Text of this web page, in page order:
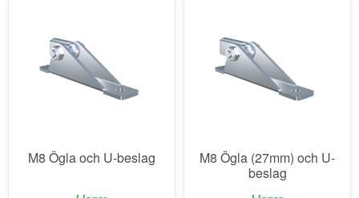
M8 Ögla och U-beslag
M8 Ögla (27mm) och U-
beslag